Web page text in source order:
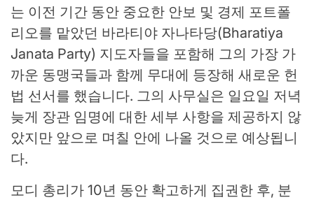
는 이전 기간 동안 중요한 안보 및 경제 포트폴
리오를 맡았던 바라티야 자나타당(Bharatiya
Janata Party) 지도자들을 포함해 그의 가장 가
까운 동맹국들과 함께 무대에 등장해 새로운 헌
법 선서를 했습니다. 그의 사무실은 일요일 저녁
늦게 장관 임명에 대한 세부 사항을 제공하지 않
았지만 앞으로 며칠 안에 나올 것으로 예상됩니
다.
모디 총리가 10년 동안 확고하게 집권한 후, 분